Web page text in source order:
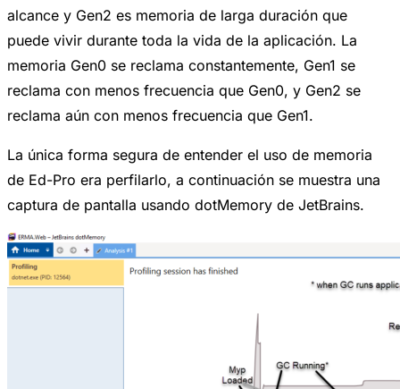
alcance y Gen2 es memoria de larga duración que
puede vivir durante toda la vida de la aplicación. La
memoria Gen0 se reclama constantemente, Gen1 se
reclama con menos frecuencia que Gen0, y Gen2 se
reclama aún con menos frecuencia que Gen1.
La única forma segura de entender el uso de memoria
de Ed-Pro era perfilarlo, a continuación se muestra una
captura de pantalla usando dotMemory de JetBrains.